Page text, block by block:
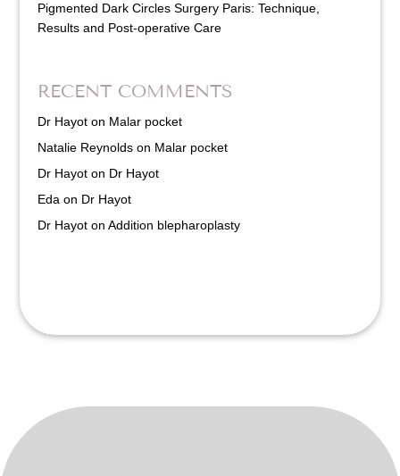
Pigmented Dark Circles Surgery Paris: Technique,
Results and Post-operative Care
RECENT COMMENTS
Dr Hayot on Malar pocket
Natalie Reynolds on Malar pocket
Dr Hayot on Dr Hayot
Eda on Dr Hayot
Dr Hayot onAddition blepharoplasty